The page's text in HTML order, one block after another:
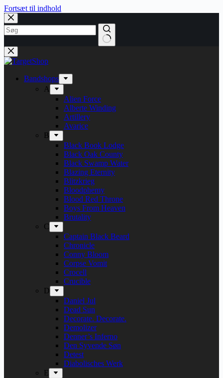
Fortsæt til indhold
Bandshops
A
Alien Force
Alberte Winding
Artillery
Avarice
B
Black Book Lodge
Black Oak County
Black Swamp Water
Blazing Eternity
Blitzkrieg
Bloodphemy
Blood Red Throne
Boys From Heaven
Brutality
C
Captain Black Beard
Chronicle
Conny Bloom
Corpse Vomit
Crocell
Crucible
D
Daniel Jul
Dead Sun
Decorate. Decorate.
Demolizer
Denner’s Inferno
Den Syvende Søn
Detest
Diabolisches Werk
E